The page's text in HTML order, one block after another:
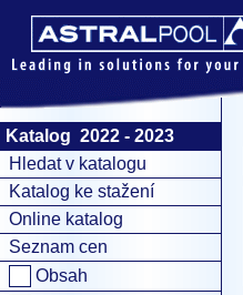
Katalog 2022 - 2023
Hledat v katalogu
Katalog ke stažení
Online katalog
Seznam cen
Obsah